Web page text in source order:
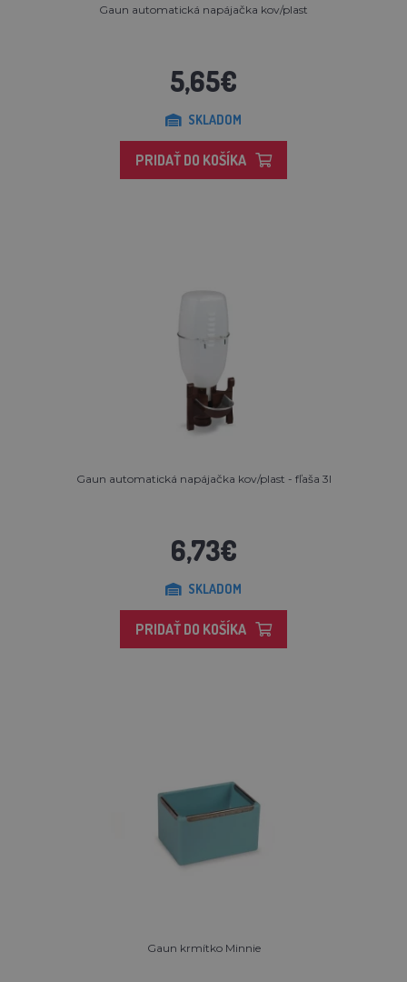
Gaun automatická napájačka kov/plast
5,65€
SKLADOM
PRIDAŤ DO KOŠÍKA
Gaun automatická napájačka kov/plast - fľaša 3l
6,73€
SKLADOM
PRIDAŤ DO KOŠÍKA
Gaun krmítko Minnie